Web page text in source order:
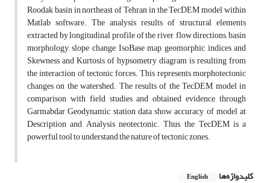
Roodak basin in northeast of Tehran in the TecDEM model within
Matlab software. The analysis results of structural elements
extracted by longitudinal profile of the river, flow directions, basin
morphology, slope change, IsoBase map, geomorphic indices and
Skewness and Kurtosis of hypsometry diagram is resulting from
the interaction of tectonic forces. This represents morphotectonic
changes on the watershed. The results of the TecDEM model in
comparison with field studies and obtained evidence through
Garmabdar Geodynamic station data show accuracy of model at
Description and Analysis neotectonic. Thus, the TecDEM is a
powerful tool to understand the nature of tectonic zones.
کلیدواژه‌ها English